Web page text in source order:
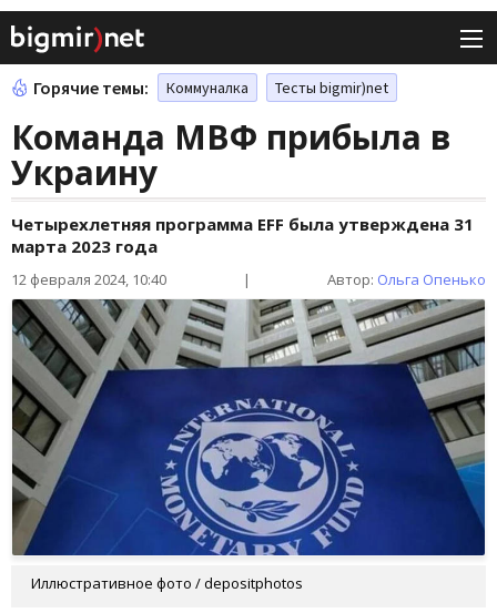
Горячие темы: Коммуналка Тесты bigmir)net
Команда МВФ прибыла в
Украину
Четырехлетняя программа EFF была утверждена 31
марта 2023 года
12 февраля 2024, 10:40 | Автор: Ольга Опенько
Иллюстративное фото / depositphotos